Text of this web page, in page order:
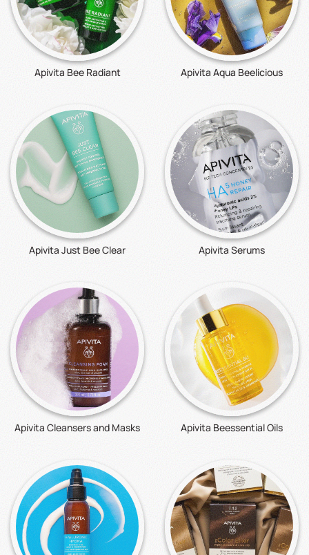
Apivita Bee Radiant Apivita Aqua Beelicious
Apivita Just Bee Clear Apivita Serums
Apivita Cleansers and Masks Apivita Beessential Oils